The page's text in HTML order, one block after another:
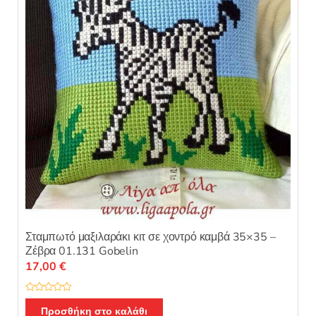
Σταμπωτό μαξιλαράκι κιτ σε χοντρό καμβά 35×35 –
Ζέβρα 01.131 Gobelin
Β
17,00 €
Προσθήκη στο καλάθι